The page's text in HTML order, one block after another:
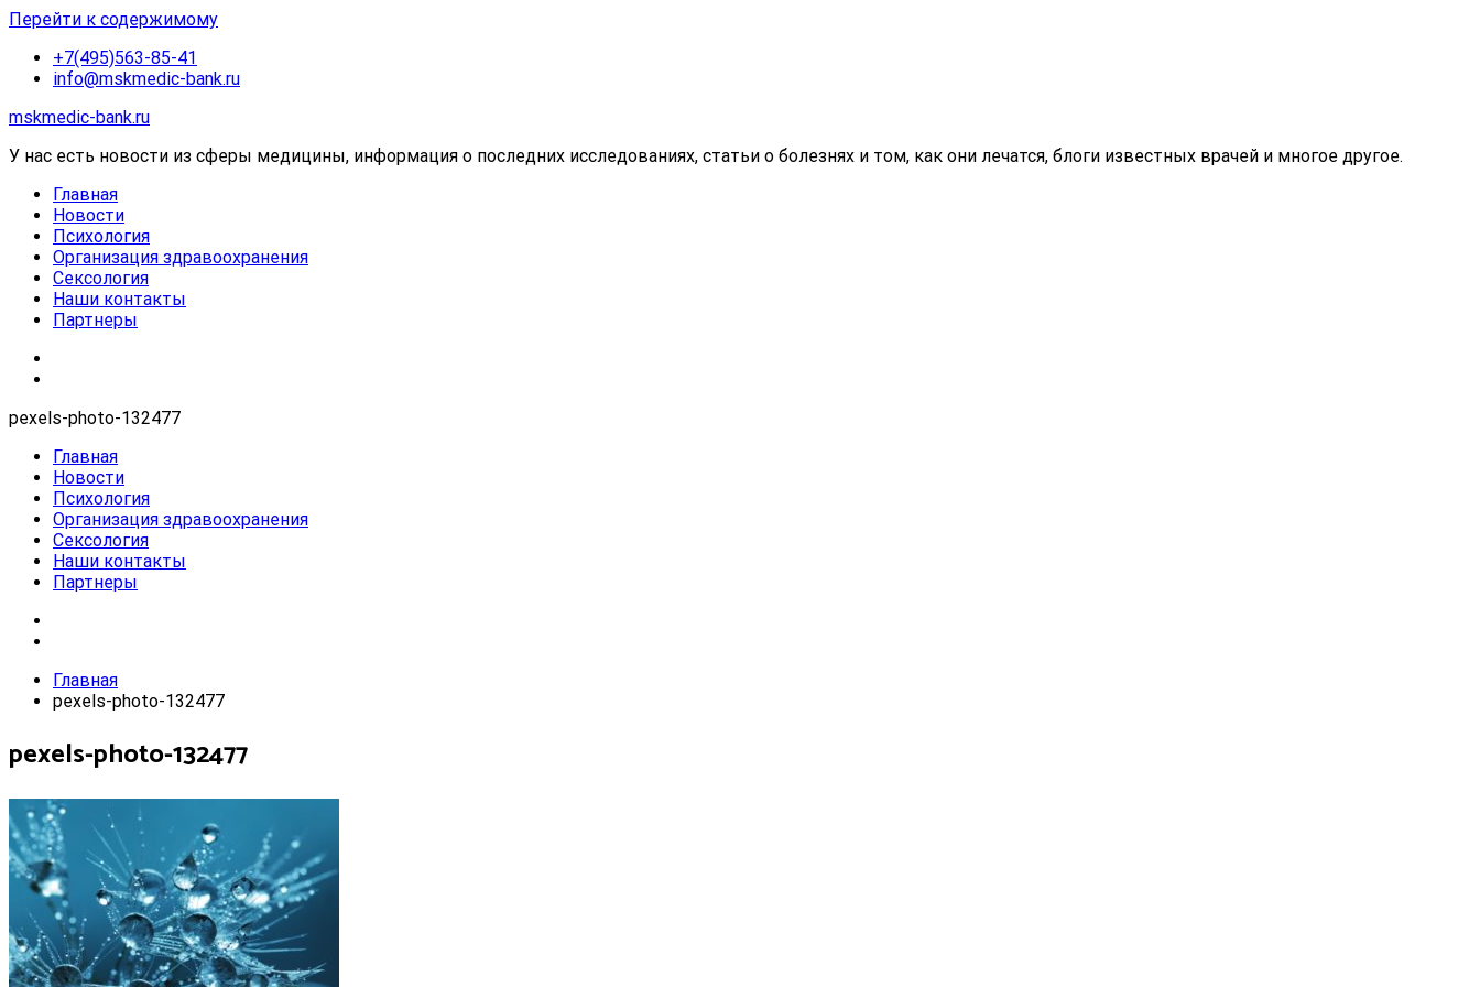
Перейти к содержимому
+7(495)563-85-41
info@mskmedic-bank.ru
mskmedic-bank.ru
У нас есть новости из сферы медицины, информация о последних исследованиях, статьи о болезнях и том, как они лечатся, блоги известных врачей и многое другое.
Главная
Новости
Психология
Организация здравоохранения
Сексология
Наши контакты
Партнеры
pexels-photo-132477
Главная
Новости
Психология
Организация здравоохранения
Сексология
Наши контакты
Партнеры
Главная
pexels-photo-132477
pexels-photo-132477